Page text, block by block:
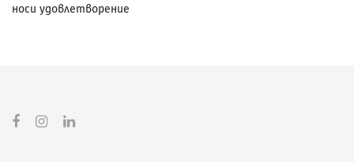
носи удовлетворение